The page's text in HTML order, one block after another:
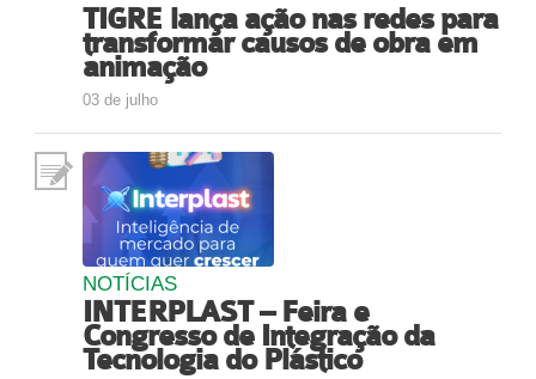
TIGRE lança ação nas redes para
transformar causos de obra em
animação
03 de julho
NOTÍCIAS
INTERPLAST – Feira e
Congresso de Integração da
Tecnologia do Plástico